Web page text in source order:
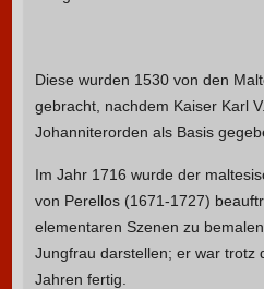
Diese wurden 1530 von den
gebracht, nachdem Kaiser Karl
Johanniterorden als Basis
Im Jahr 1716 wurde der
von Perellos (1671-1727)
elementaren Szenen zu
Jungfrau darstellen; er war trotz
Jahren fertig.